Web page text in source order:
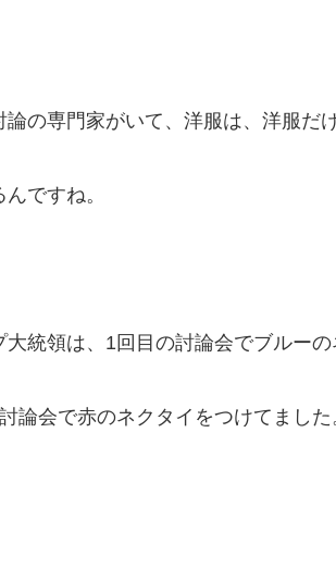
論の専門家がいて、洋服は、洋服だ
ですね。
大統領は、1回目の討論会でブルーの
論会で赤のネクタイをつけてました